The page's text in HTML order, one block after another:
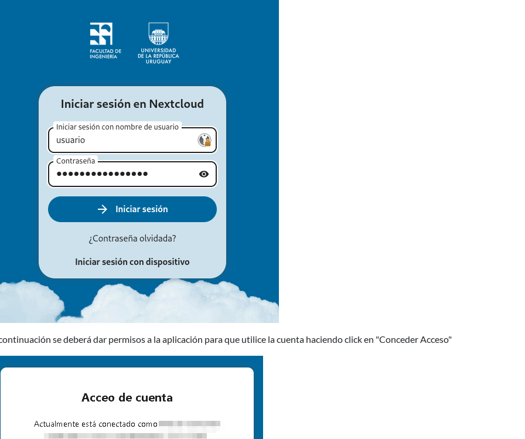
se deberá dar permisos a la aplicación para que utilice la cuenta haciendo click en "Conceder Acceso"